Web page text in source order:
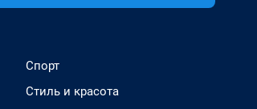
Спорт
Стиль и красота